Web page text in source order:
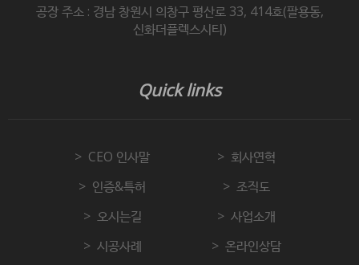
공장 주소 : 경남 창원시 의창구 평산로 33, 414호(팔용동,
신화더플렉스시티)
Quick links
CEO 인사말
회사연혁
인증&특허
조직도
오시는길
사업소개
시공사례
온라인상담